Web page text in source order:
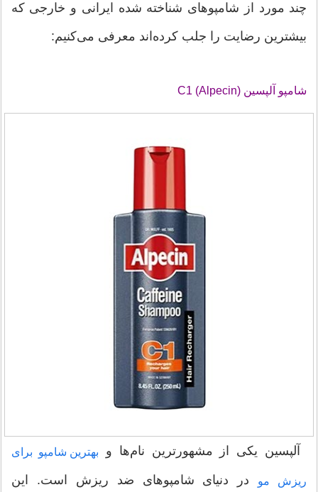
چند مورد از شامپوهای شناخته‌ شده ایرانی و خارجی که
بیشترین رضایت را جلب کرده‌اند معرفی می‌کنیم:
شامپو آلپسین C1 (Alpecin)
آلپسین یکی از مشهورترین نام‌ها و بهترین شامپو برای
ریزش مو در دنیای شامپوهای ضد ریزش است. این